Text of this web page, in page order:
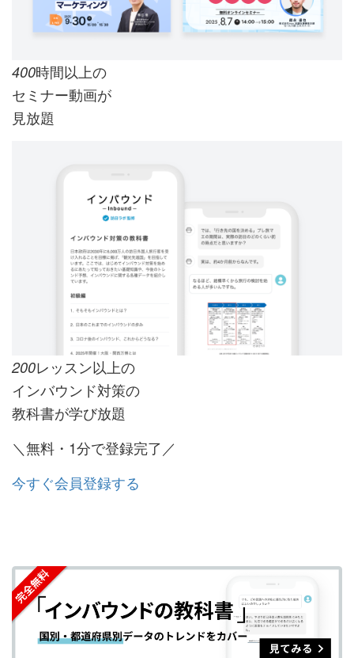
400時間以上の
セミナー動画が
見放題
200レッスン以上の
インバウンド対策の
教科書が学び放題
＼無料・1分で登録完了／
今すぐ会員登録する